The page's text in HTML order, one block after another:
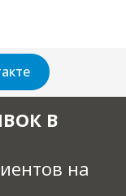
В
на